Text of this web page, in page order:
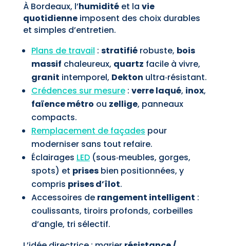
À Bordeaux, l’humiditéet la vie
quotidienneimposent des choix durables
et simples d’entretien.
Plans de travail : stratifiérobuste, bois
massif chaleureux, quartz facile à vivre,
granit intemporel, Dekton ultra‑résistant.
Crédences sur mesure: verre laqué, inox,
faïence métro ou zellige, panneaux
compacts.
Remplacement de façades pour
moderniser sans tout refaire.
Éclairages LED(sous‑meubles, gorges,
spots) et prisesbien positionnées, y
compris prises d’îlot.
Accessoires de rangement intelligent :
coulissants, tiroirs profonds, corbeilles
d’angle, tri sélectif.